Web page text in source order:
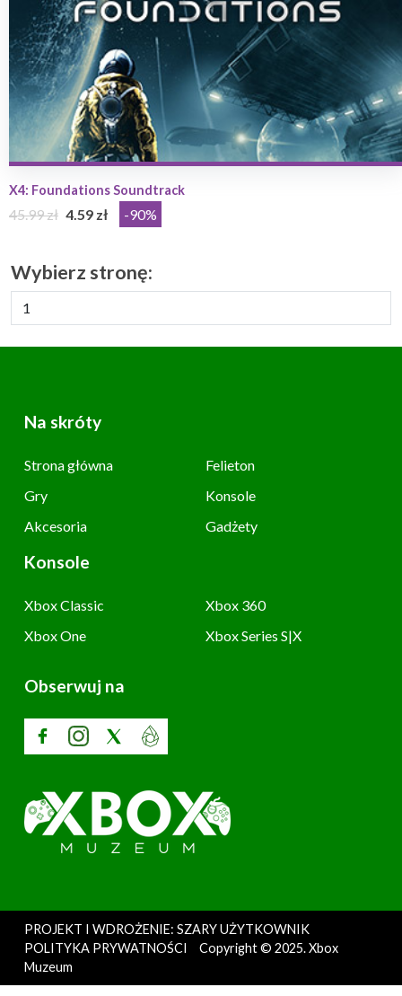
X4: Foundations Soundtrack
45.99 zł 4.59 zł -90%
Wybierz stronę:
Na skróty
Strona główna
Felieton
Gry
Konsole
Akcesoria
Gadżety
Konsole
Xbox Classic
Xbox 360
Xbox One
Xbox Series S|X
Obserwuj na
PROJEKT I WDROŻENIE: SZARY UŻYTKOWNIK
POLITYKA PRYWATNOŚCI
Copyright © 2025. Xbox
Muzeum